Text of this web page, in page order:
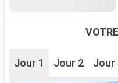
Jour 1 Jour 2 Jour